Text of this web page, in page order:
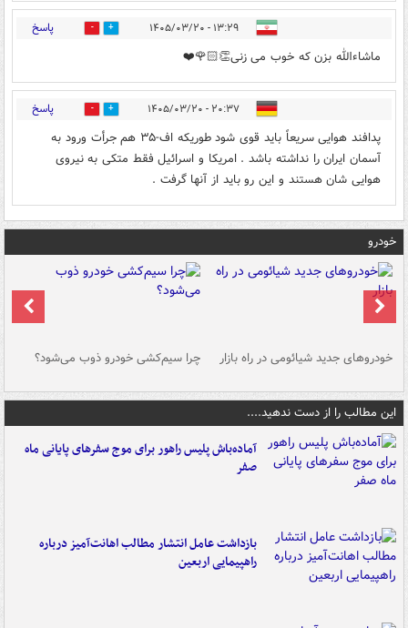
۱۳:۲۹ - ۱۴۰۵/۰۳/۲۰ 1 پاسخ
ماشاءالله بزن که خوب می زنی👏🏻🌹❤️
۲۰:۳۷ - ۱۴۰۵/۰۳/۲۰ 0 پاسخ
پدافند هوایی سریعاً باید قوی شود طوریکه اف-۳۵ هم جرأت ورود به
آسمان ایران را نداشته باشد . امریکا و اسرائیل فقط متکی به نیروی
هوایی شان هستند و این رو باید از آنها گرفت .
خودرو
خودروهای جدید شیائومی در راه بازار چرا سیم‌کشی خودرو ذوب می‌شود؟
این مطالب را از دست ندهید....
آماده‌باش پلیس راهور برای موج سفرهای پایانی ماه
صفر
بازداشت عامل انتشار مطالب اهانت‌آمیز درباره
راهپیمایی اربعین